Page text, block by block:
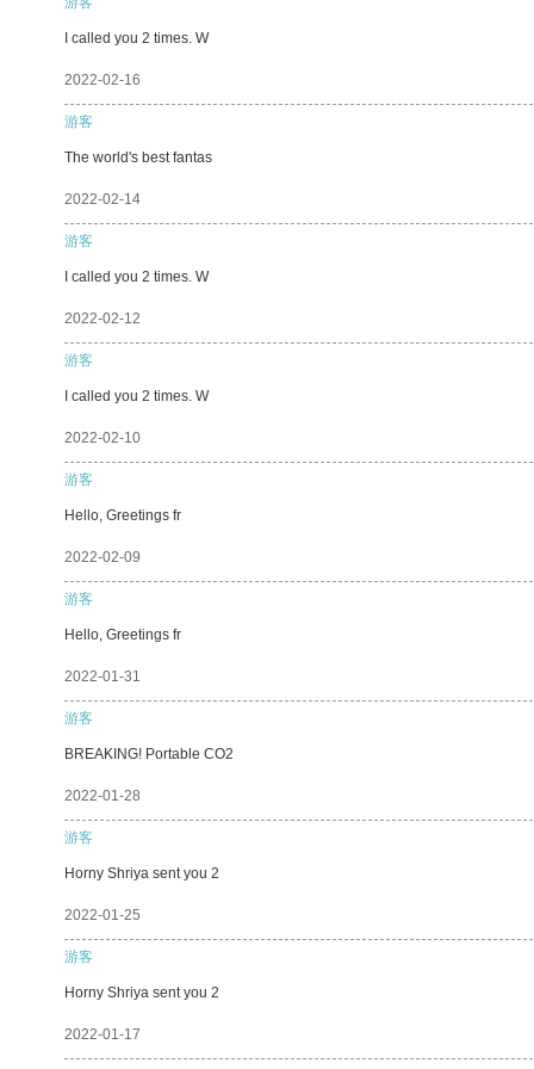
I called you 2 times. W
2022-02-16
游客
The world's best fantas
2022-02-14
游客
I called you 2 times. W
2022-02-12
游客
I called you 2 times. W
2022-02-10
游客
Hello, Greetings fr
2022-02-09
游客
Hello, Greetings fr
2022-01-31
游客
BREAKING! Portable CO2
2022-01-28
游客
Horny Shriya sent you 2
2022-01-25
游客
Horny Shriya sent you 2
2022-01-17